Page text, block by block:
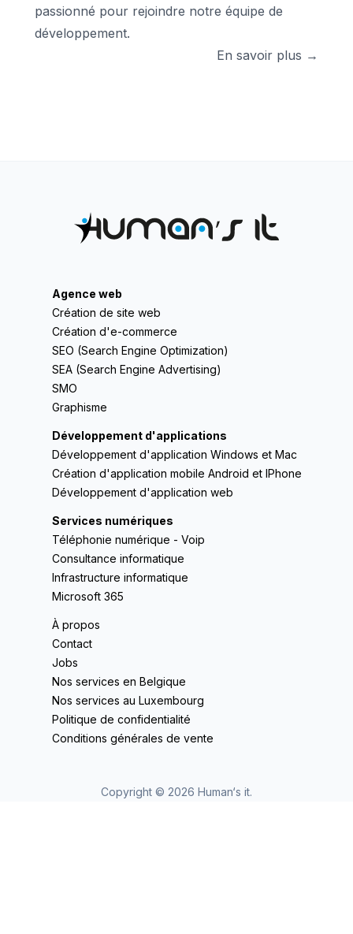
passionné pour rejoindre notre équipe de
développement.
En savoir plus →
Agence web
Création de site web
Création d'e-commerce
SEO (Search Engine Optimization)
SEA (Search Engine Advertising)
SMO
Graphisme
Développement d'applications
Développement d'application Windows et Mac
Création d'application mobile Android et IPhone
Développement d'application web
Services numériques
Téléphonie numérique - Voip
Consultance informatique
Infrastructure informatique
Microsoft 365
À propos
Contact
Jobs
Nos services en Belgique
Nos services au Luxembourg
Politique de confidentialité
Conditions générales de vente
Copyright © 2026 Human‘s it.